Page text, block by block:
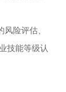
险评估、
技能等级认